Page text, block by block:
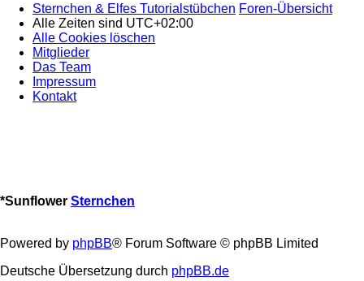
Sternchen & Elfes Tutorialstübchen Foren-Übersicht
Alle Zeiten sind UTC+02:00
Alle Cookies löschen
Mitglieder
Das Team
Impressum
Kontakt
*Sunflower Sternchen
Powered by phpBB® Forum Software © phpBB Limited
Deutsche Übersetzung durch phpBB.de